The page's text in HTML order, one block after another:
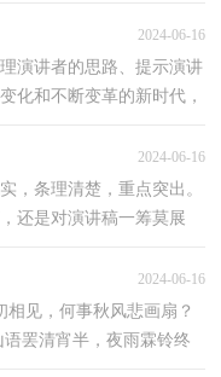
2024-06-16
演讲者的思路、提示演讲
化和不断变革的新时代，
2024-06-16
，条理清楚，重点突出。
还是对演讲稿一筹莫展
2024-06-16
见，何事秋风悲画扇？
罢清宵半，夜雨霖铃终